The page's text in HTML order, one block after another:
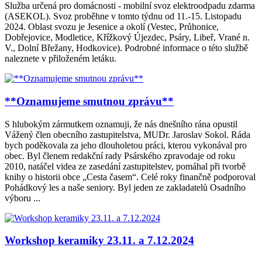
Služba určená pro domácnosti - mobilní svoz elektroodpadu zdarma
(ASEKOL). Svoz proběhne v tomto týdnu od 11.-15. Listopadu
2024. Oblast svozu je Jesenice a okolí (Vestec, Průhonice,
Dobřejovice, Modletice, Křížkový Újezdec, Psáry, Libeř, Vrané n.
V., Dolní Břežany, Hodkovice). Podrobné informace o této službě
naleznete v přiloženém letáku.
**Oznamujeme smutnou zprávu**
S hlubokým zármutkem oznamuji, že nás dnešního rána opustil
Vážený člen obecního zastupitelstva, MUDr. Jaroslav Sokol. Ráda
bych poděkovala za jeho dlouholetou práci, kterou vykonával pro
obec. Byl členem redakční rady Psárského zpravodaje od roku
2010, natáčel videa ze zasedání zastupitelstev, pomáhal při tvorbě
knihy o historii obce „Cesta časem“. Celé roky finančně podporoval
Pohádkový les a naše seniory. Byl jeden ze zakladatelů Osadního
výboru ...
Workshop keramiky 23.11. a 7.12.2024